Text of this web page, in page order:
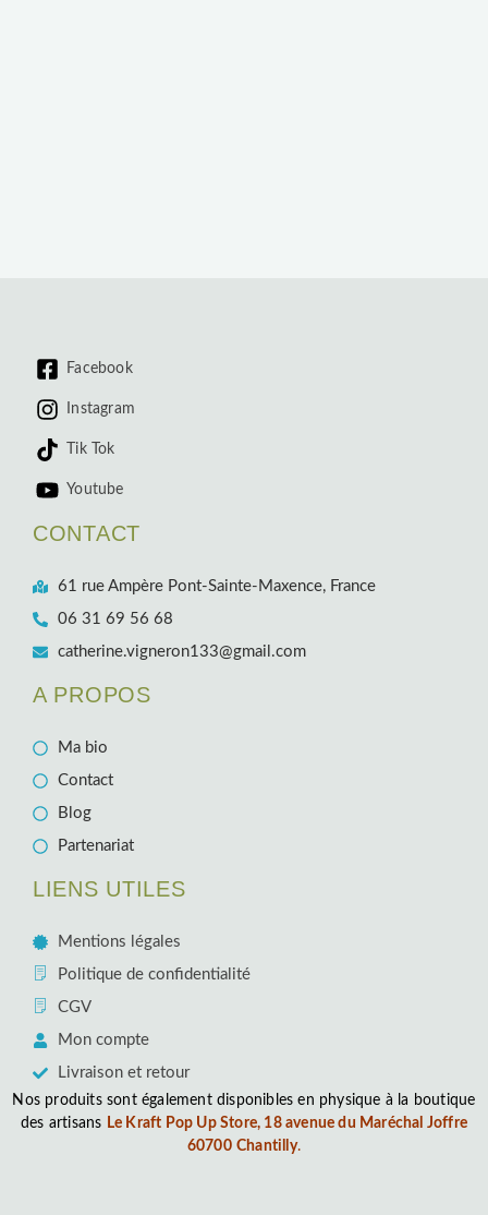
Facebook
Instagram
Tik Tok
Youtube
CONTACT
61 rue Ampère Pont-Sainte-Maxence, France
06 31 69 56 68
catherine.vigneron133@gmail.com
A PROPOS
Ma bio
Contact
Blog
Partenariat
LIENS UTILES
Mentions légales
Politique de confidentialité
CGV
Mon compte
Livraison et retour
Nos produits sont également disponibles en physique à la boutique
des artisans Le Kraft Pop Up Store, 18 avenue du Maréchal Joffre
60700 Chantilly.